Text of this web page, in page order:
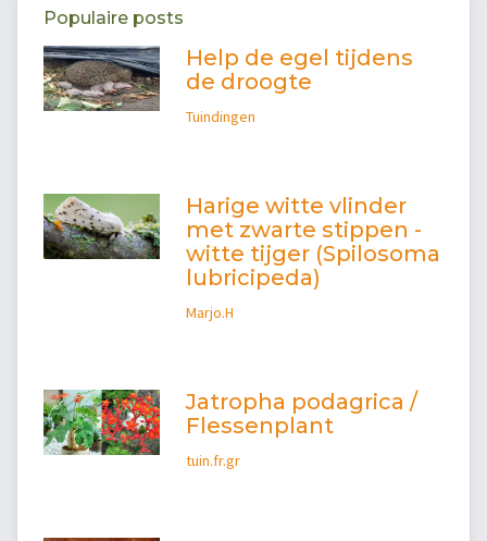
Populaire posts
Help de egel tijdens
de droogte
Tuindingen
Harige witte vlinder
met zwarte stippen -
witte tijger (Spilosoma
lubricipeda)
Marjo.H
Jatropha podagrica /
Flessenplant
tuin.fr.gr